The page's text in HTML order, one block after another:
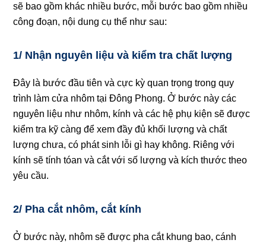
sẽ bao gồm khác nhiều bước, mỗi bước bao gồm nhiều
công đoạn, nội dung cụ thể như sau:
1/ Nhận nguyên liệu và kiểm tra chất lượng
Đây là bước đầu tiên và cực kỳ quan trọng trong quy
trình làm cửa nhôm tại Đông Phong. Ở bước này các
nguyên liệu như nhôm, kính và các hệ phụ kiện sẽ được
kiểm tra kỹ càng để xem đầy đủ khối lượng và chất
lượng chưa, có phát sinh lỗi gì hay không. Riêng với
kính sẽ tính tóan và cắt với số lượng và kích thước theo
yêu cầu.
2/ Pha cắt nhôm, cắt kính
Ở bước này, nhôm sẽ được pha cắt khung bao, cánh